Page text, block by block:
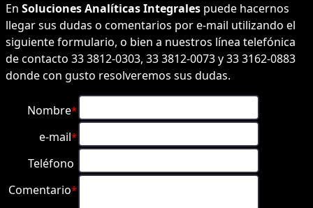
En Soluciones Analíticas Integrales puede hacernos
llegar sus dudas o comentarios por e-mail utilizando el
siguiente formulario, o bien a nuestros línea telefónica
de contacto 33 3812-0303, 33 3812-0073 y 33 3162-0883
donde con gusto resolveremos sus dudas.
Nombre*
e-mail*
Teléfono
Comentario*